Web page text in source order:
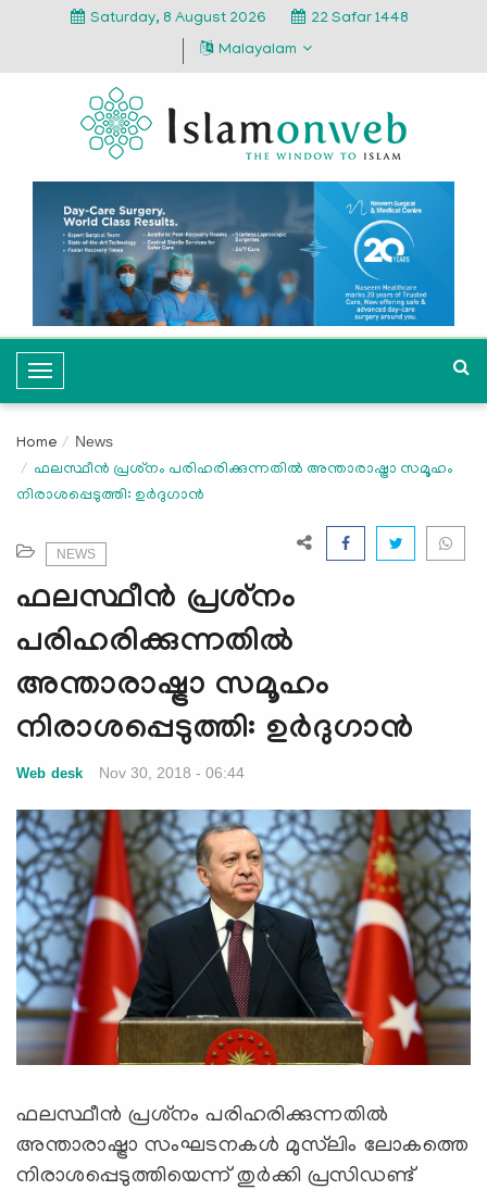
Saturday, 8 August 2026
22 Safar 1448
Malayalam
T
o
g
l
e
v
i
g
t
i
o
n
Home News
ഫലസ്ഥീന്‍ പ്രശ്‌നം പരിഹരിക്കുന്നതില്‍ അന്താരാഷ്ട്രാ സമൂഹം
നിരാശപ്പെടുത്തി: ഉര്‍ദുഗാന്‍
NEWS
ഫലസ്ഥീന്‍ പ്രശ്‌നം
പരിഹരിക്കുന്നതില്‍
അന്താരാഷ്ട്രാ സമൂഹം
നിരാശപ്പെടുത്തി: ഉര്‍ദുഗാന്‍
Web desk Nov 30, 2018 - 06:44
ഫലസ്ഥീന്‍ പ്രശ്‌നം പരിഹരിക്കുന്നതില്‍
അന്താരാഷ്ട്രാ സംഘടനകള്‍ മുസ്‌ലിം ലോകത്തെ
നിരാശപ്പെടുത്തിയെന്ന് തുര്‍ക്കി പ്രസിഡണ്ട്